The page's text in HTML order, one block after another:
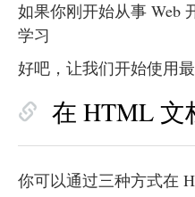
如果你刚开始从事 Web
学习
好吧，让我们开始使用
在 HTML 文
你可以通过三种方式在